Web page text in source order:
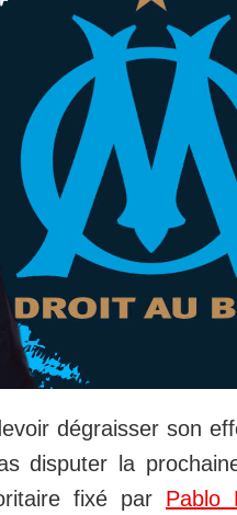
dégraisser son
disputer la
fixé par Pablo